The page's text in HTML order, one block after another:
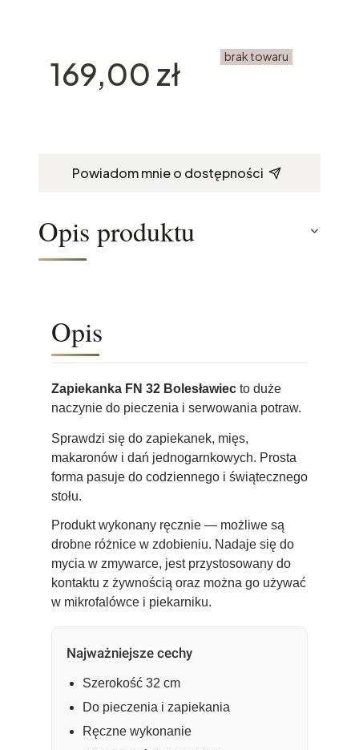
Cena
169,00 zł brak towaru
Powiadom mnie o dostępności
Opis produktu
Opis
Zapiekanka FN 32 Bolesławiec to duże
naczynie do pieczenia i serwowania potraw.
Sprawdzi się do zapiekanek, mięs,
makaronów i dań jednogarnkowych. Prosta
forma pasuje do codziennego i świątecznego
stołu.
Produkt wykonany ręcznie — możliwe są
drobne różnice w zdobieniu. Nadaje się do
mycia w zmywarce, jest przystosowany do
kontaktu z żywnością oraz można go używać
w mikrofalówce i piekarniku.
Najważniejsze cechy
Szerokość 32 cm
Do pieczenia i zapiekania
Ręczne wykonanie